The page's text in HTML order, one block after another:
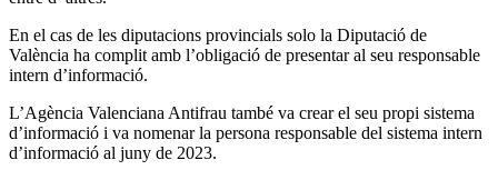
En el cas de les diputacions provincials solo la Diputació de
València ha complit amb l’obligació de presentar al seu responsable
intern d’informació.
L’Agència Valenciana Antifrau també va crear el seu propi sistema
d’informació i va nomenar la persona responsable del sistema intern
d’informació al juny de 2023.